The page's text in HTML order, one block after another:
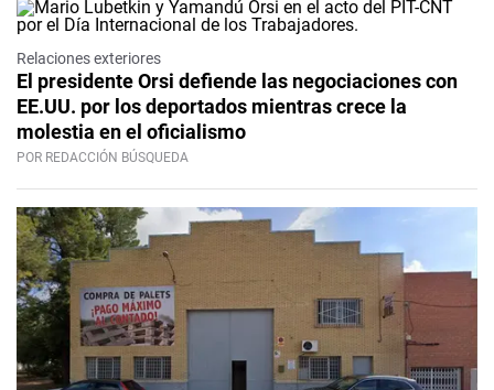
Relaciones exteriores
El presidente Orsi defiende las negociaciones con
EE.UU. por los deportados mientras crece la
molestia en el oficialismo
POR REDACCIÓN BÚSQUEDA